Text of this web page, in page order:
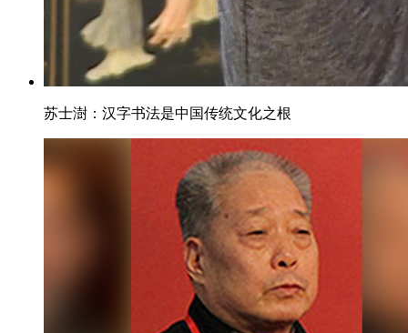
苏士澍：汉字书法是中国传统文化之根